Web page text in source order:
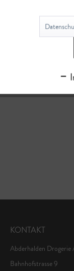
Ähnliche Artikel
KONTAKT
Abderhalden Drogerie
Bahnhofstrasse 9